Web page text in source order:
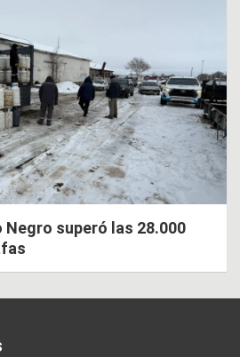
Negro superó las 28.000